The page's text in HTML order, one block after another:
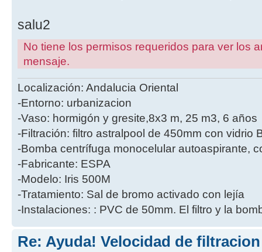
salu2
No tiene los permisos requeridos para ver los
mensaje.
Localización: Andalucia Oriental
-Entorno: urbanizacion
-Vaso: hormigón y gresite,8x3 m, 25 m3, 6 años
-Filtración: filtro astralpool de 450mm con vidrio
-Bomba centrífuga monocelular autoaspirante,
-Fabricante: ESPA
-Modelo: Iris 500M
-Tratamiento: Sal de bromo activado con lejía
-Instalaciones: : PVC de 50mm. El filtro y la
Re: Ayuda! Velocidad de